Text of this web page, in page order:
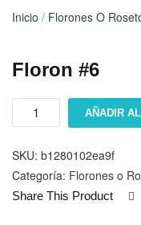
Inicio / Florones O
Floron #6
Floron
AÑADIR
SKU: b1280102ea9f
Categoría: Florones o
Share This Product